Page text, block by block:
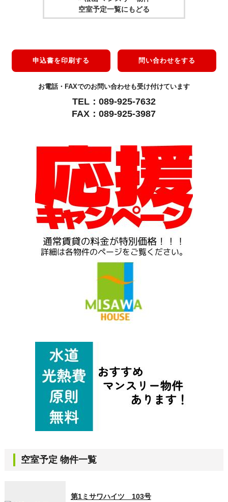
空室予定一覧にもどる
申込書を印刷する 問い合わせをする
お電話・FAXでのお問い合わせも受け付けています
TEL：089-925-7632
FAX：089-925-3987
空室予定 物件一覧
第1ミサワハイツ 103号